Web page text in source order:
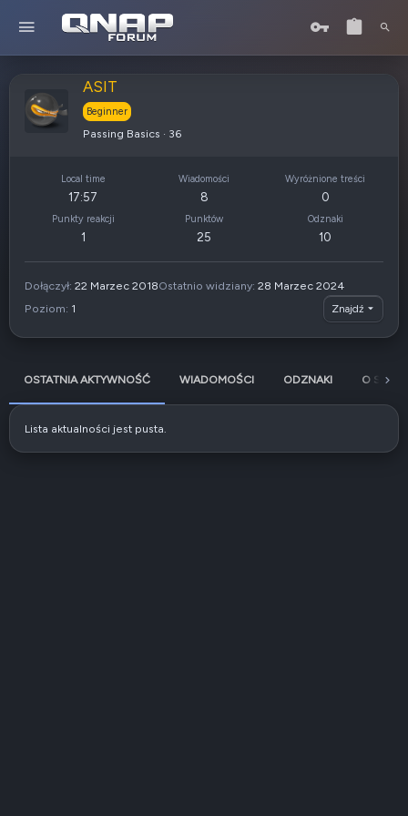
ASIT
Beginner
Passing Basics · 36
Local time
17:57
Wiadomości
8
Wyróżnione treści
0
Punkty reakcji
1
Punktów
25
Odznaki
10
Dołączył 22 Marzec 2018Ostatnio widziany 28 Marzec 2024
Poziom 1 Znajdź
OSTATNIA AKTYWNOŚĆ WIADOMOŚCI ODZNAKI O SOBIE
Lista aktualności jest pusta.